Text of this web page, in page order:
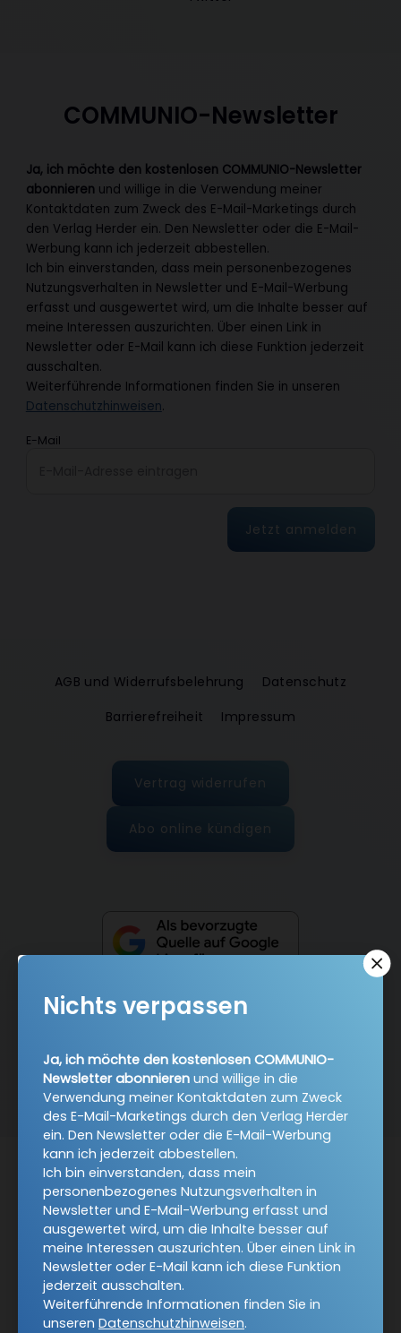
COMMUNIO-Newsletter
Ja, ich möchte den kostenlosen COMMUNIO-Newsletter
abonnieren und willige in die Verwendung meiner
Kontaktdaten zum Zweck des E-Mail-Marketings durch
den Verlag Herder ein. Den Newsletter oder die E-Mail-
Werbung kann ich jederzeit abbestellen.
Ich bin einverstanden, dass mein personenbezogenes
Nutzungsverhalten in Newsletter und E-Mail-Werbung
erfasst und ausgewertet wird, um die Inhalte besser auf
meine Interessen auszurichten. Über einen Link in
Newsletter oder E-Mail kann ich diese Funktion jederzeit
ausschalten.
Weiterführende Informationen finden Sie in unseren
Datenschutzhinweisen.
E-Mail
Jetzt anmelden
AGB und Widerrufsbelehrung
Datenschutz
Barrierefreiheit
Impressum
Vertrag widerrufen
Abo online kündigen
Nach oben
Nichts verpassen
Ja, ich möchte den kostenlosen COMMUNIO-
Newsletter abonnieren und willige in die
Verwendung meiner Kontaktdaten zum Zweck
des E-Mail-Marketings durch den Verlag Herder
ein. Den Newsletter oder die E-Mail-Werbung
kann ich jederzeit abbestellen.
Ich bin einverstanden, dass mein
personenbezogenes Nutzungsverhalten in
Newsletter und E-Mail-Werbung erfasst und
ausgewertet wird, um die Inhalte besser auf
meine Interessen auszurichten. Über einen Link in
Newsletter oder E-Mail kann ich diese Funktion
jederzeit ausschalten.
Weiterführende Informationen finden Sie in
unseren Datenschutzhinweisen.